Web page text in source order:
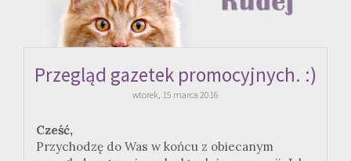
Przegląd gazetek promocyjnych. :)
wtorek, 15 marca 2016
Cześć,
Przychodzę do Was w końcu z obiecanym